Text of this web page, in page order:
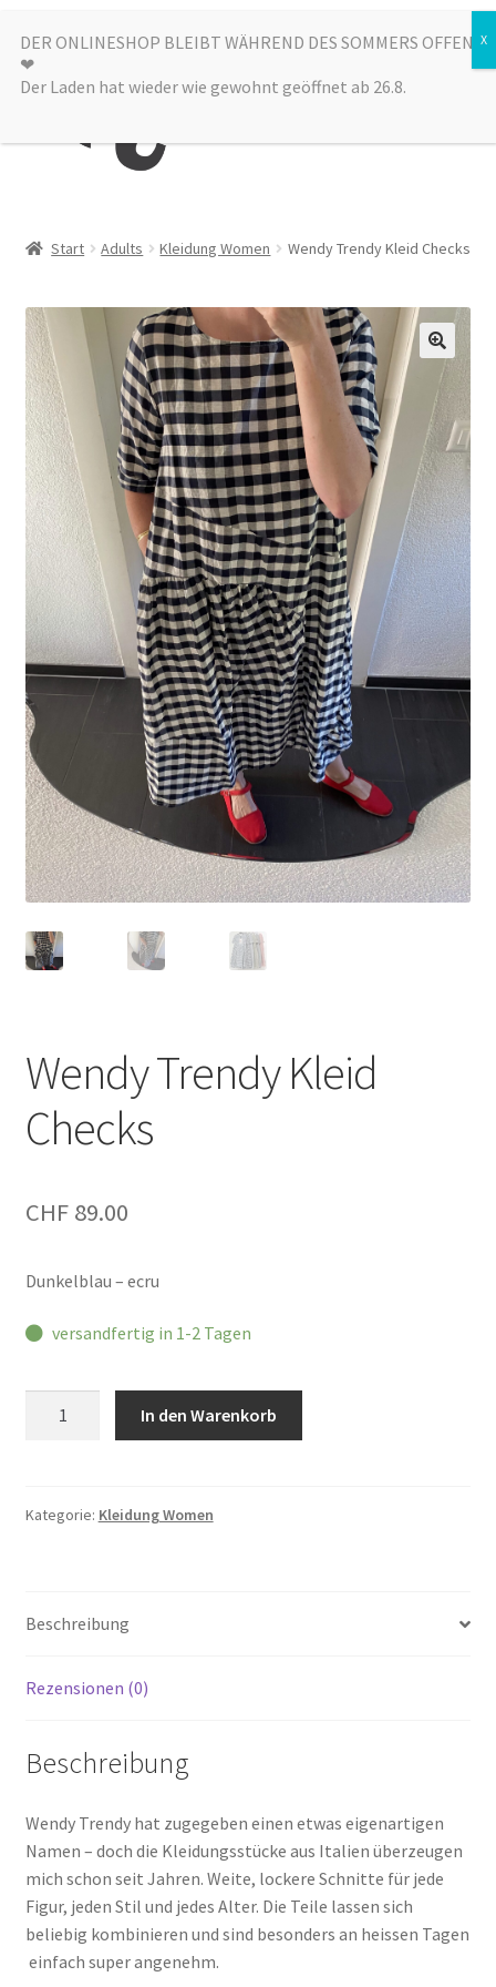
Zur
Navigation
springen
Zum
Inhalt
springen
Menü
Sale
Laden
über uns
Start Adults Kleidung Women Wendy Trendy Kleid Checks
Wendy Trendy Kleid
Checks
CHF89.00
Dunkelblau – ecru
versandfertig in 1-2 Tagen
Menge
In den Warenkorb
Kategorie: Kleidung Women
Beschreibung
Rezensionen (0)
Beschreibung
Wendy Trendy hat zugegeben einen etwas eigenartigen
Namen – doch die Kleidungsstücke aus Italien überzeugen
mich schon seit Jahren. Weite, lockere Schnitte für jede
Figur, jeden Stil und jedes Alter. Die Teile lassen sich
beliebig kombinieren und sind besonders an heissen Tagen
einfach super angenehm.
DER ONLINESHOP BLEIBT WÄHREND DES SOMMERS OFFEN
❤︎
Der Laden hat wieder wie gewohnt geöffnet ab 26.8.